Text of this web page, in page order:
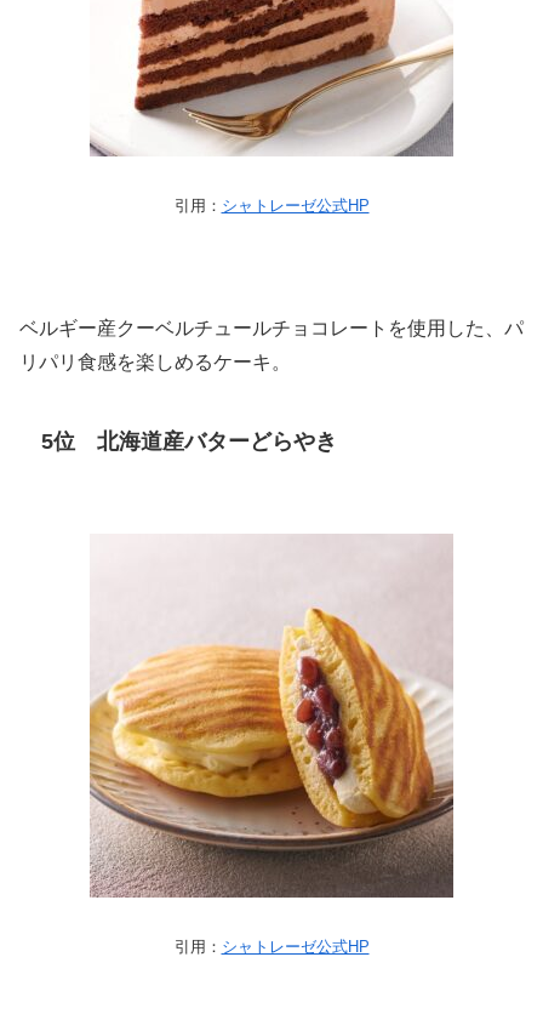
引用： シャトレーゼ公式HP
ベルギー産クーベルチュールチョコレートを使用した、パ
リパリ食感を楽しめるケーキ。
5位 北海道産バターどらやき
引用： シャトレーゼ公式HP